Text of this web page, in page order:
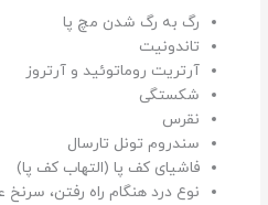
رگ به رگ شدن مچ پا
تاندونیت
آرتریت روماتوئید و آرتروز
شکستگی
نقرس
سندروم تونل تارسال
فاشیای کف پا (التهاب کف پا)
نوع درد هنگام راه رفتن،